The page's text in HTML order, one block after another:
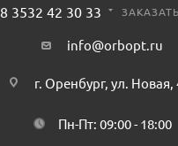
8 3532 42 30 33
info@orbopt.ru
г. Оренбург, ул. Новая,
Пн-Пт: 09:00 - 18:00